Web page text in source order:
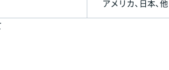
アメリカ、日本、他